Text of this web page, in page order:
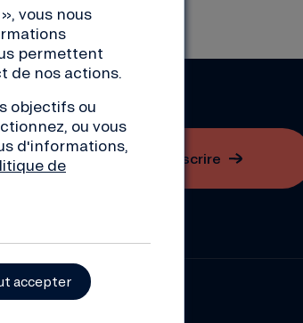
S'inscrire
vous nous
permettent
de nos actions.
objectifs ou
ou vous
d'informations,
de
accepter